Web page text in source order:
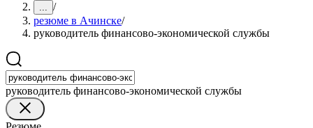
... /
резюме в Ачинске/
руководитель финансово-экономической службы
руководитель финансово-экономической службы